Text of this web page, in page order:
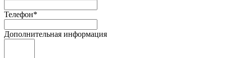
Телефон*
Дополнительная информация